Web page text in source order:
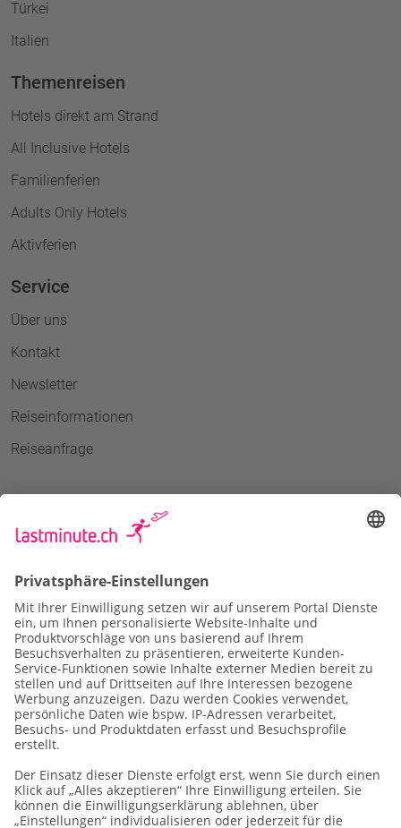
Türkei
Italien
Themenreisen
Hotels direkt am Strand
All Inclusive Hotels
Familienferien
Adults Only Hotels
Aktivferien
Service
Über uns
Kontakt
Newsletter
Reiseinformationen
Reiseanfrage
Datenschutz Impressum
Vertragsbedingungen